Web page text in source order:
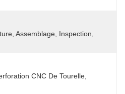
Assemblage, Inspection,
CNC De Tourelle,